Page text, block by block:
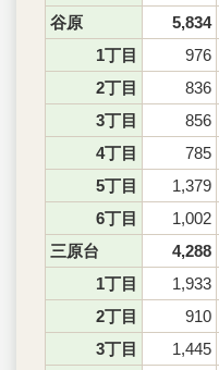
谷原
5,834
1丁目
976
2丁目
836
3丁目
856
4丁目
785
5丁目
1,379
6丁目
1,002
三原台
4,288
1丁目
1,933
2丁目
910
3丁目
1,445